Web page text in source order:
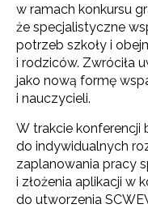
w ramach konkursu
że specjalistyczne
potrzeb szkoły i
i rodziców. Zwróciła
jako nową formę
i nauczycieli.
W trakcie konferencji
do indywidualnych
zaplanowania pracy
i złożenia aplikacji w
do utworzenia